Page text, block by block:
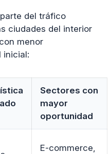
del tráfico
ciudades del interior
menor
inicial:
Sectores con
mayor
oportunidad
E-commerce,